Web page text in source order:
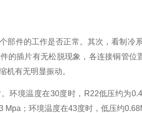
部件的工作是否正常。 其次，看制冷
的插片有无松脱现象，各连接铜管位
机有无明显振动。
。环境温度在30度时，R22低压约为
Mpa； 环境温度在43度时，低压约